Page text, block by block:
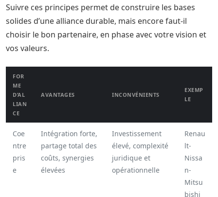
Suivre ces principes permet de construire les bases
solides d’une alliance durable, mais encore faut-il
choisir le bon partenaire, en phase avec votre vision et
vos valeurs.
FOR
ME
D’AL
LIAN
CE
AVANTAGES INCONVÉNIENTS
EXEMP
LE
Coe
ntre
pris
e
Intégration forte,
partage total des
coûts, synergies
élevées
Investissement
élevé, complexité
juridique et
opérationnelle
Renau
lt-
Nissa
n-
Mitsu
bishi